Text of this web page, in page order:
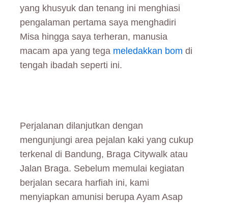
yang khusyuk dan tenang ini menghiasi
pengalaman pertama saya menghadiri
Misa hingga saya terheran, manusia
macam apa yang tega meledakkan bom di
tengah ibadah seperti ini.
Perjalanan dilanjutkan dengan
mengunjungi area pejalan kaki yang cukup
terkenal di Bandung, Braga Citywalk atau
Jalan Braga. Sebelum memulai kegiatan
berjalan secara harfiah ini, kami
menyiapkan amunisi berupa Ayam Asap